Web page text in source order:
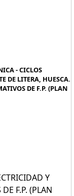
- CICLOS
DE LITERA, HUESCA.
DE F.P. (PLAN
Y
F.P. (PLAN